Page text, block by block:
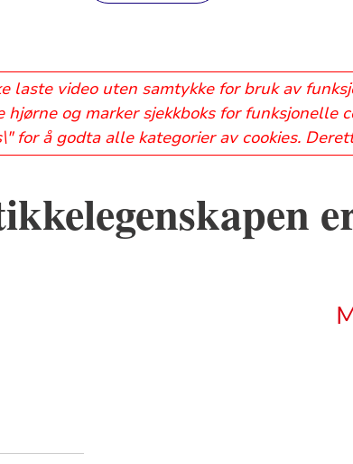
laste video uten samtykke for bruk av
hjørne og marker sjekkboks for funksjonelle
for å godta alle kategorier av cookies.